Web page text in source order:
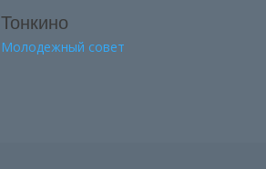
Тонкино
Молодежный совет